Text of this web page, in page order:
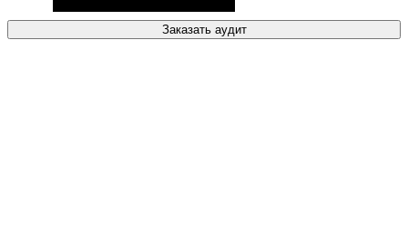
Заказать аудит